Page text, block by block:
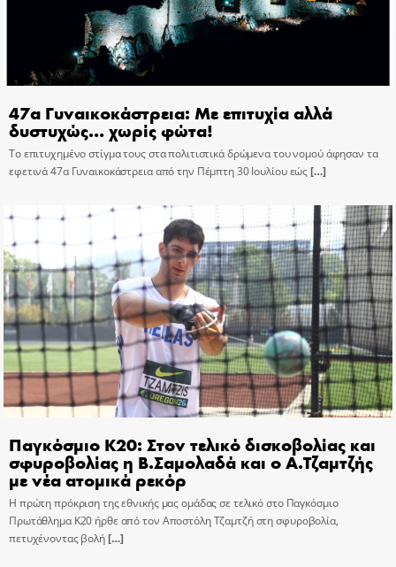
47α Γυναικοκάστρεια: Με επιτυχία αλλά
δυστυχώς… χωρίς φώτα!
Το επιτυχημένο στίγμα τους στα πολιτιστικά δρώμενα του νομού άφησαν τα
εφετινά 47α Γυναικοκάστρεια από την Πέμπτη 30 Ιουλίου εώς[…]
Παγκόσμιο Κ20: Στον τελικό δισκοβολίας και
σφυροβολίας η Β.Σαμολαδά και ο Α.Τζαμτζής
με νέα ατομικά ρεκόρ
Η πρώτη πρόκριση της εθνικής μας ομάδας σε τελικό στο Παγκόσμιο
Πρωτάθλημα Κ20 ήρθε από τον Αποστόλη Τζαμτζή στη σφυροβολία,
πετυχένοντας βολή[…]